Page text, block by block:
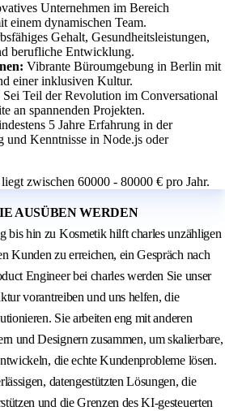
Unternehmen im Bereich
einem dynamischen Team.
Gehalt, Gesundheitsleistungen,
berufliche Entwicklung.
Vibrante Büroumgebung in Berlin mit
einer inklusiven Kultur.
Sei Teil der Revolution im Conversational
an spannenden Projekten.
5 Jahre Erfahrung in der
und Kenntnisse in Node.js oder
zwischen 60000 - 80000 € pro Jahr.
AUSÜBEN WERDEN
bis hin zu Kosmetik hilft charles unzähligen
Kunden zu erreichen, ein Gespräch nach
Engineer bei charles werden Sie unser
vorantreiben und uns helfen, die
Sie arbeiten eng mit anderen
und Designern zusammen, um skalierbare,
die echte Kundenprobleme lösen.
datengestützten Lösungen, die
und die Grenzen des KI-gesteuerten